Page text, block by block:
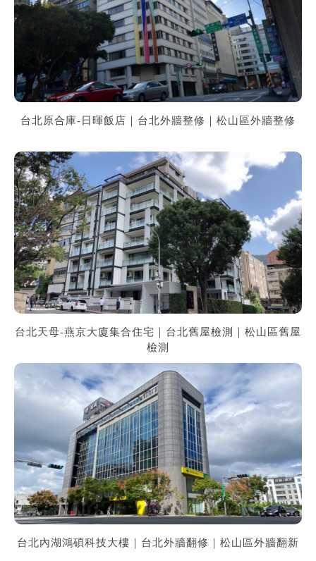
台北原合庫-日暉飯店｜台北外牆整修｜松山區外牆整修
台北天母-燕京大廈集合住宅｜台北舊屋檢測｜松山區舊屋
檢測
台北內湖鴻碩科技大樓｜台北外牆翻修｜松山區外牆翻新